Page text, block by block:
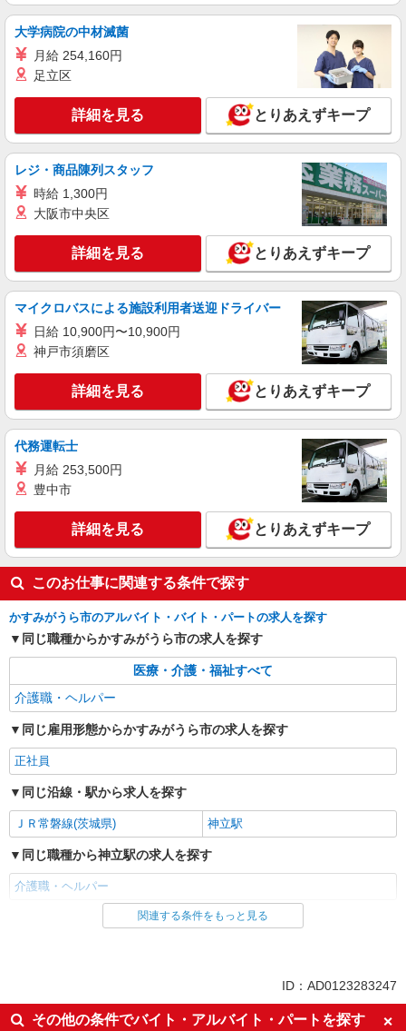
大学病院の中材滅菌
月給 254,160円
足立区
詳細を見る とりあえずキープ
レジ・商品陳列スタッフ
時給 1,300円
大阪市中央区
詳細を見る とりあえずキープ
マイクロバスによる施設利用者送迎ドライバー
日給 10,900円〜10,900円
神戸市須磨区
詳細を見る とりあえずキープ
代務運転士
月給 253,500円
豊中市
詳細を見る とりあえずキープ
このお仕事に関連する条件で探す
かすみがうら市のアルバイト・バイト・パートの求人を探す
同じ職種からかすみがうら市の求人を探す
医療・介護・福祉すべて
介護職・ヘルパー
同じ雇用形態からかすみがうら市の求人を探す
正社員
同じ沿線・駅から求人を探す
ＪＲ常磐線(茨城県) 神立駅
同じ職種から神立駅の求人を探す
介護職・ヘルパー
同じ雇用形態から神立駅の求人を探す
医療・介護・福祉
関連する条件をもっと見る
ID：AD0123283247
その他の条件でバイト・アルバイト・パートを探す